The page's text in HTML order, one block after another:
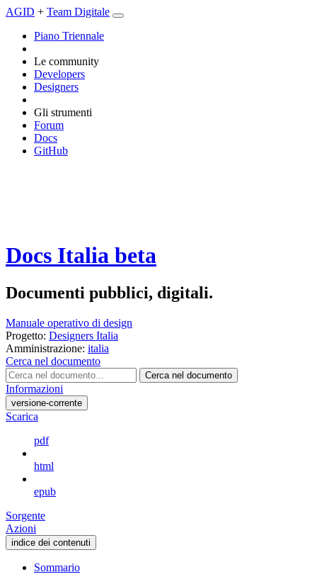
AGID + Team Digitale
Piano Triennale
Le community
Developers
Designers
Gli strumenti
Forum
Docs
GitHub
Docs Italia beta
Documenti pubblici, digitali.
Manuale operativo di design
Progetto: Designers Italia
Amministrazione: italia
Cerca nel documento
Cerca nel documento
Informazioni
versione-corrente
Scarica
pdf
html
epub
Sorgente
Azioni
indice dei contenuti
Sommario